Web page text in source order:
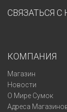
СВЯЗАТЬСЯ С
КОМПАНИЯ
Магазин
Новости
О Мире Сумок
Адреса